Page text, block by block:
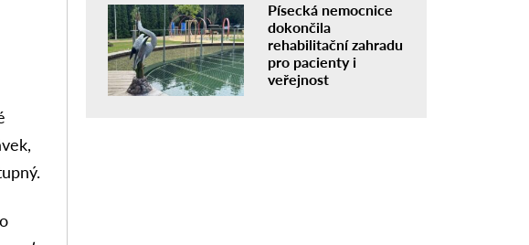
Písecká nemocnice
dokončila
rehabilitační zahradu
pro pacienty i
veřejnost